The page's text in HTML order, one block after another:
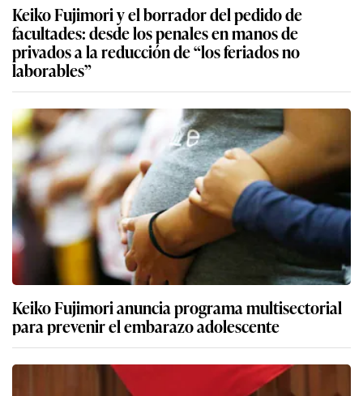
Keiko Fujimori y el borrador del pedido de
facultades: desde los penales en manos de
privados a la reducción de “los feriados no
laborables”
Keiko Fujimori anuncia programa multisectorial
para prevenir el embarazo adolescente